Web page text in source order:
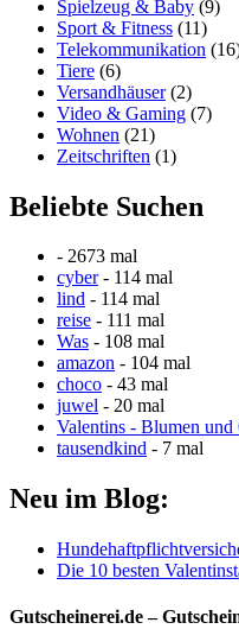
Spielzeug & Baby (9)
Sport & Fitness (11)
Telekommunikation
Tiere (6)
Versandhäuser(2)
Video & Gaming (7)
Wohnen (21)
Zeitschriften (1)
Beliebte Suchen
- 2673 mal
cyber- 114 mal
lind - 114 mal
reise - 111 mal
Was - 108 mal
amazon - 104 mal
choco - 43 mal
juwel - 20 mal
Valentins - Blumen und
tausendkind - 7 mal
Neu im Blog:
Die 10 besten
Gutscheinerei.de –